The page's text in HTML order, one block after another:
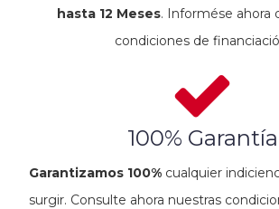
hasta 12 Meses. Informése ahora
condiciones de
100% Garantía
Garantizamos 100% cualquier
surgir. Consulte ahora nuestras